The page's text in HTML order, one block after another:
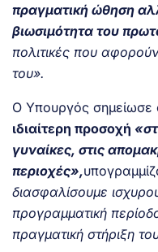
πραγματική ώθηση
βιωσιμότητα του
πολιτικές που
του».
Ο Υπουργός σημείωσε
ιδιαίτερη προσοχή
γυναίκες, στις
περιοχές»,
διασφαλίσουμε
προγραμματική
πραγματική στήριξη